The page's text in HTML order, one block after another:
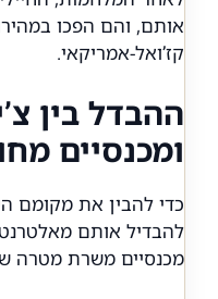
אותם, והם הפכו
קז’ואל-אמריקאי.
ההבדל בין
ומכנסיים
כדי להבין את מקומם
להבדיל אותם
מכנסיים משרת מטרה